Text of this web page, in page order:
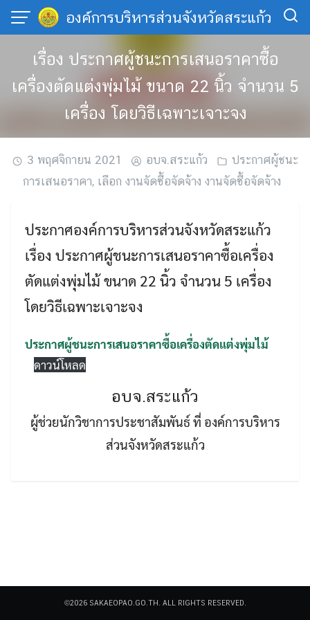
Skip
องค์การบริหารส่วนจังหวัดสระแก้ว
Search
for:
Search
เรื่อง ประกาศผู้ชนะการเสนอราคาซื้อ
เครื่องตัดแต่งพุ่มไม้ ขนาด 22 นิ้ว จำนวน 5
เครื่อง โดยวิธีเฉพาะเจาะจง
3 พฤศจิกายน 2021 อบจ.สระแก้ว
ประกาศผู้ชนะ
การเสนอราคา, เลือก งานจัดซื้อจัดจ้าง งานจัดซื้อจัดจ้าง
ประกาศองค์การบริหารส่วนจังหวัดสระแก้ว
เรื่อง ประกาศผู้ชนะการเสนอราคาซื้อเครื่อง
ตัดแต่งพุ่มไม้ ขนาด 22 นิ้ว จำนวน 5 เครื่อง
โดยวิธีเฉพาะเจาะจง
ประกาศผู้ชนะการเสนอราคาซื้อเครื่องตัดแต่งพุ่มไม้
ดาวน์โหลด
อบจ.สระแก้ว
ผู้ช่วยนักวิชาการประชาสัมพันธ์ ที่ องค์การบริหาร
ส่วนจังหวัดสระแก้ว
©2026 SAKAEOPAO.GO.TH. ALL RIGHTS RESERVED.